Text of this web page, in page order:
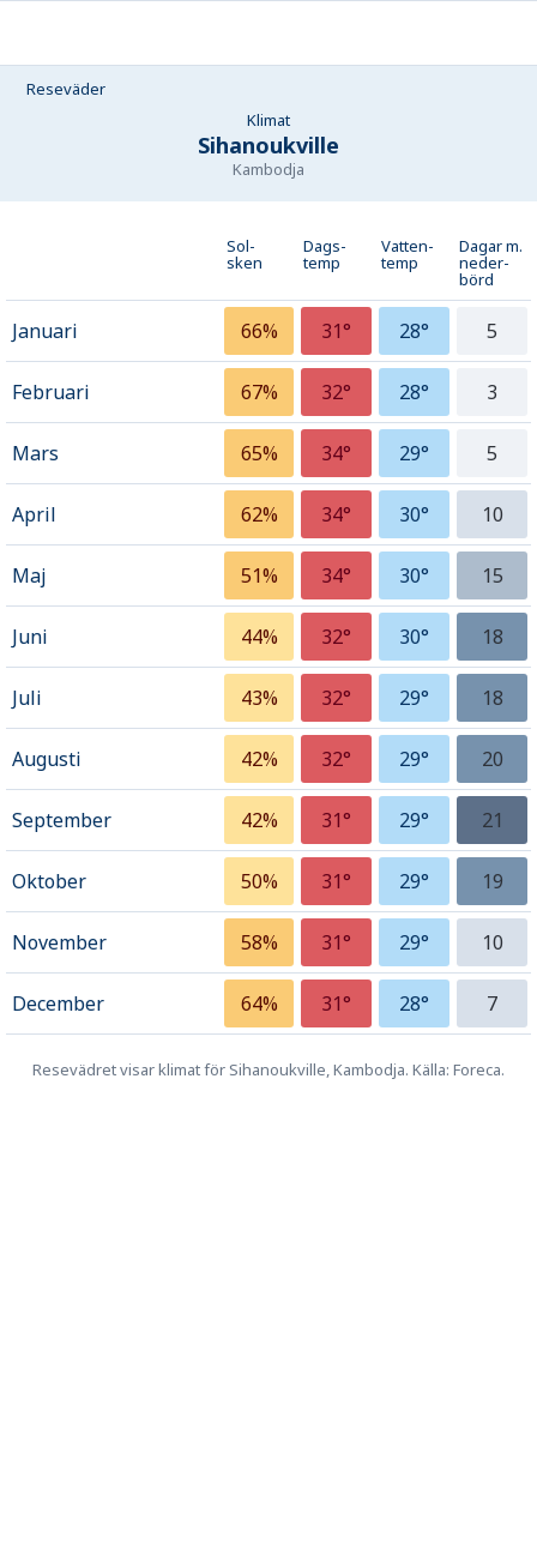
Reseväder
Klimat
Sihanoukville
Kambodja
Sol-
sken
Dags-
temp
Vatten-
temp
Dagar m.
neder­
börd
Januari 66% 31° 28° 5
Februari 67% 32° 28° 3
Mars 65% 34° 29° 5
April 62% 34° 30° 10
Maj 51% 34° 30° 15
Juni 44% 32° 30° 18
Juli 43% 32° 29° 18
Augusti 42% 32° 29° 20
September 42% 31° 29° 21
Oktober 50% 31° 29° 19
November 58% 31° 29° 10
December 64% 31° 28° 7
Resevädret visar klimat för Sihanoukville, Kambodja. Källa: Foreca.